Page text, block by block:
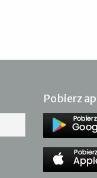
Pobierz